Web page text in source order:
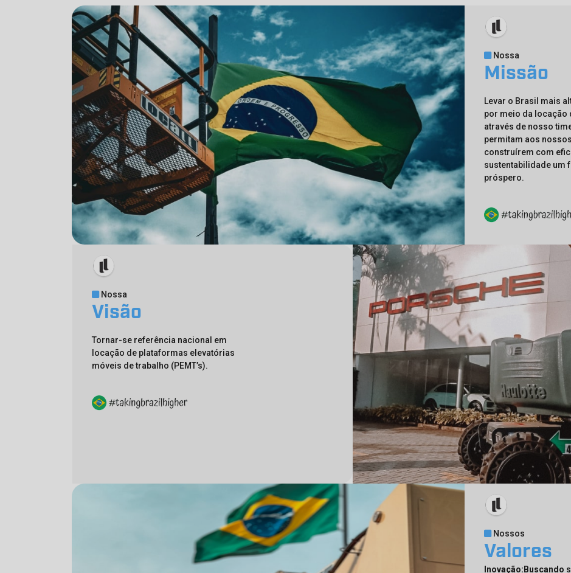
Nossa
Missão
Levar o Brasil mais
por meio da locação
através de nosso
permitam aos
construírem com
sustentabilidade um
próspero.
Nossa
Visão
Tornar-se referência nacional em
locação de plataformas elevatórias
móveis de trabalho (PEMT’s).
Nossos
Valores
Inovação:Buscando